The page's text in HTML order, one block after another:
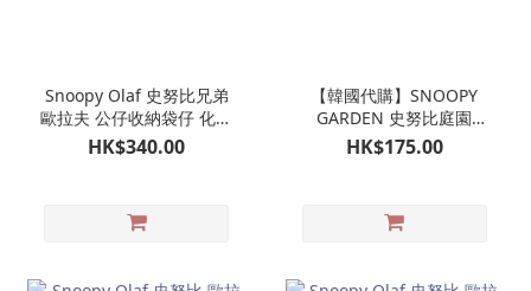
Snoopy Olaf 史努比兄弟
歐拉夫 公仔收納袋仔 化妝
袋 娃娃造型收納包
HK$340.00
【韓國代購】SNOOPY
GARDEN 史努比庭園
OLAF 歐拉夫 潛水公仔掛
飾 娃娃玩偶吊飾｜濟州島
HK$175.00